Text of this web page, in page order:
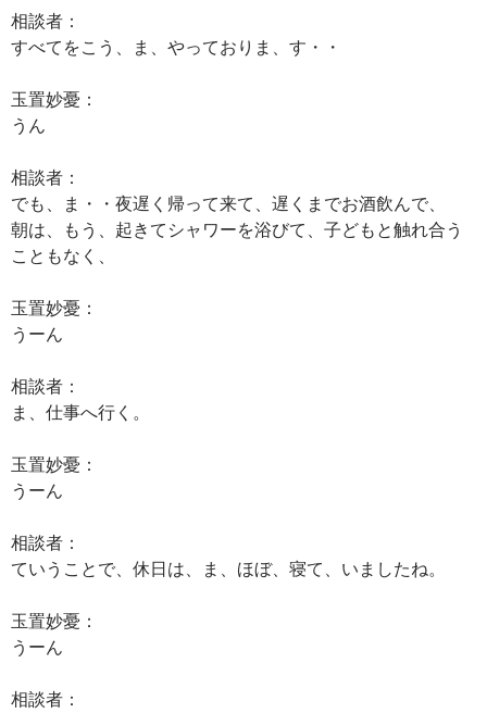
相談者：
すべてをこう、ま、やっておりま、す・・
玉置妙憂：
うん
相談者：
でも、ま・・夜遅く帰って来て、遅くまでお酒飲んで、
朝は、もう、起きてシャワーを浴びて、子どもと触れ合う
こともなく、
玉置妙憂：
うーん
相談者：
ま、仕事へ行く。
玉置妙憂：
うーん
相談者：
ていうことで、休日は、ま、ほぼ、寝て、いましたね。
玉置妙憂：
うーん
相談者：